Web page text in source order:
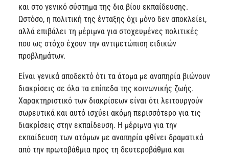
και στο γενικό σύστημα της δια βίου εκπαίδευσης.
Ωστόσο, η πολιτική της ένταξης όχι μόνο δεν αποκλείει,
αλλά επιβάλει τη μέριμνα για στοχευμένες πολιτικές
που ως στόχο έχουν την αντιμετώπιση ειδικών
προβλημάτων.
Είναι γενικά αποδεκτό ότι τα άτομα με αναπηρία βιώνουν
διακρίσεις σε όλα τα επίπεδα της κοινωνικής ζωής.
Χαρακτηριστικό των διακρίσεων είναι ότι λειτουργούν
σωρευτικά και αυτό ισχύει ακόμη περισσότερο για τις
διακρίσεις στην εκπαίδευση. Η μέριμνα για την
εκπαίδευση των ατόμων με αναπηρία φθίνει δραματικά
από την πρωτοβάθμια προς τη δευτεροβάθμια και